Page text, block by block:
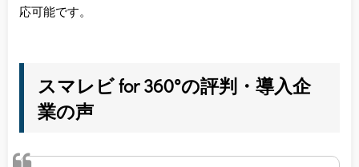
応可能です。
スマレビ for 360°の評判・導入企
業の声